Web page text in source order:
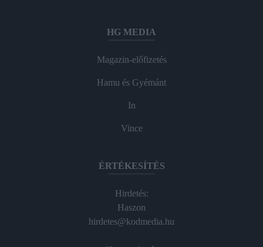
HG MEDIA
Magazin-előfizetés
Hamu és Gyémánt
In
Vince
ÉRTÉKESÍTÉS
Hirdetés:
Haszon
hirdetes@kodmedia.hu